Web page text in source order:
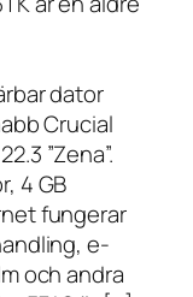
dator
Crucial
”Zena”.
4 GB
fungerar
e-
och andra